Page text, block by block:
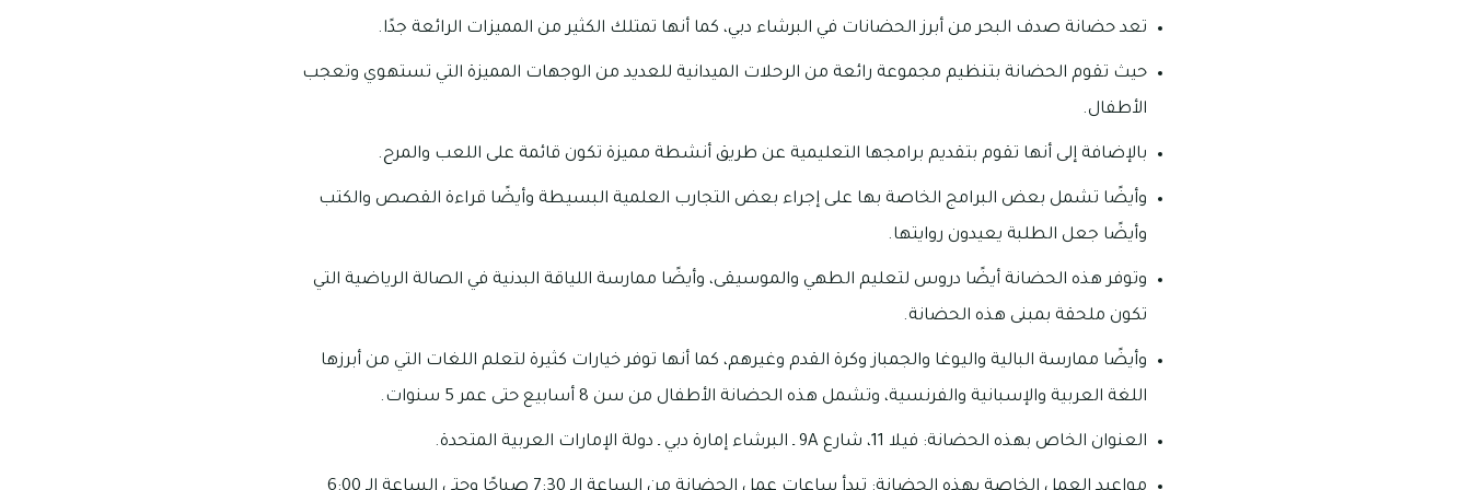
تعد حضانة صدف البحر من أبرز الحضانات في البرشاء دبي، كما أنها تمتلك الكثير من المميزات الرائعة جدًا.
حيث تقوم الحضانة بتنظيم مجموعة رائعة من الرحلات الميدانية للعديد من الوجهات المميزة التي تستهوي وتعجب
الأطفال.
بالإضافة إلى أنها تقوم بتقديم برامجها التعليمية عن طريق أنشطة مميزة تكون قائمة على اللعب والمرح.
وأيضًا تشمل بعض البرامج الخاصة بها على إجراء بعض التجارب العلمية البسيطة وأيضًا قراءة القصص والكتب
وأيضًا جعل الطلبة يعيدون روايتها.
وتوفر هذه الحضانة أيضًا دروس لتعليم الطهي والموسيقى، وأيضًا ممارسة اللياقة البدنية في الصالة الرياضية التي
تكون ملحقة بمبنى هذه الحضانة.
وأيضًا ممارسة البالية واليوغا والجمباز وكرة القدم وغيرهم، كما أنها توفر خيارات كثيرة لتعلم اللغات التي من أبرزها
اللغة العربية والإسبانية والفرنسية، وتشمل هذه الحضانة الأطفال من سن 8 أسابيع حتى عمر 5 سنوات.
العنوان الخاص بهذه الحضانة: فيلا 11، شارع 9A ـ البرشاء إمارة دبي ـ دولة الإمارات العربية المتحدة.